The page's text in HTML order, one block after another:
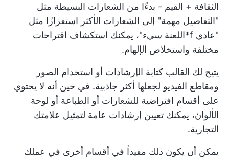
الثقافة + القيم - بدءًا من الشعارات البسيطة مثل
"التفاصيل مهمة" إلى الشعارات الأكثر استفزازًا مثل
"عادي f*اللعنة سيء"، يمكنك استكشاف اقتراحات
مختلفة واستخلاص الإلهام.
يتيح لك القالب كتابة الإرشادات أو استخدام الصور
ومقاطع الفيديو لجعلها أكثر جاذبية. في حين أنه لا يحتوي
على أقسام افتراضية للشعارات أو الطباعة أو لوحة
الألوان، يمكنك تعيين إرشادات عامة لتمثيل علامتك
التجارية.
يمكن أن يكون ذلك مفيداً في أقسام أخرى في عملك